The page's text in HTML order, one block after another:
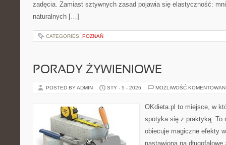
zadęcia. Zamiast sztywnych zasad pojawia się elastyczność:
naturalnych […]
CATEGORIES: POZNAŃ
PORADY ŻYWIENIOWE
POSTED BY ADMIN STY - 5 - 2026 MOŻLIWOŚĆ
OKdieta.pl to miejsce, w
spotyka się z praktyką. To
obiecuje magiczne efekty
nastawiona na